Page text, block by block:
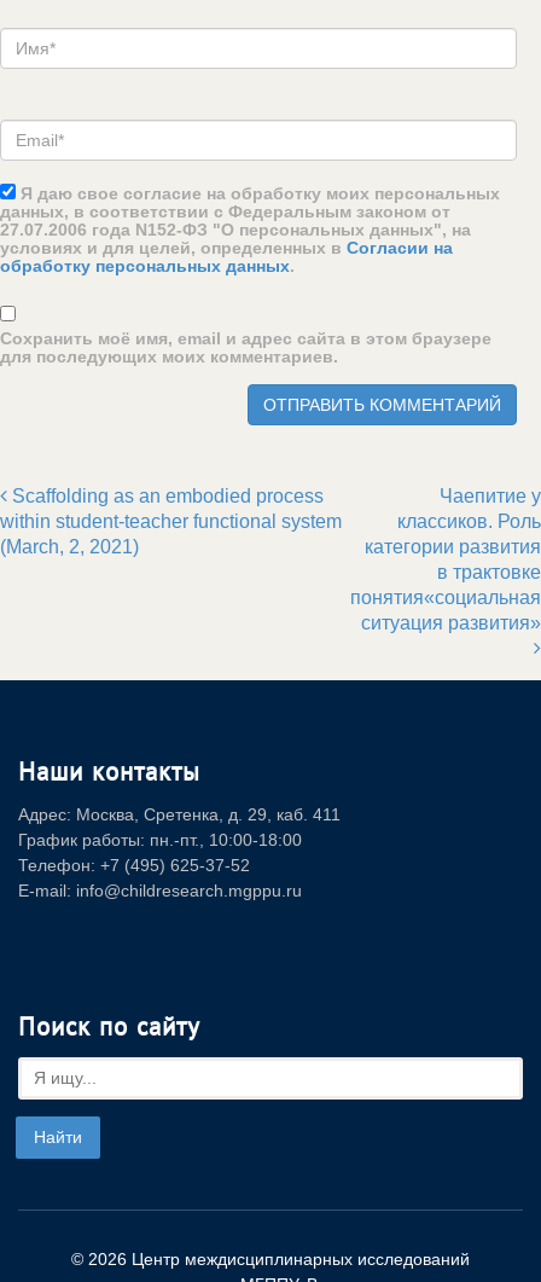
Я даю свое согласие на обработку моих персональных
данных, в соответствии с Федеральным законом от
27.07.2006 года N152-ФЗ "О персональных данных", на
условиях и для целей, определенных в Согласии на
обработку персональных данных.
Сохранить моё имя, email и адрес сайта в этом браузере
для последующих моих комментариев.
Post navigation
Scaffolding as an embodied process
within student-teacher functional system
(March, 2, 2021)
Чаепитие у
классиков. Роль
категории развития
в трактовке
понятия«социальная
ситуация развития»
Наши контакты
Адрес: Москва, Сретенка, д. 29, каб. 411
График работы: пн.-пт., 10:00-18:00
Телефон: +7 (495) 625-37-52
E-mail: info@childresearch.mgppu.ru
Поиск по сайту
© 2026 Центр междисциплинарных исследований